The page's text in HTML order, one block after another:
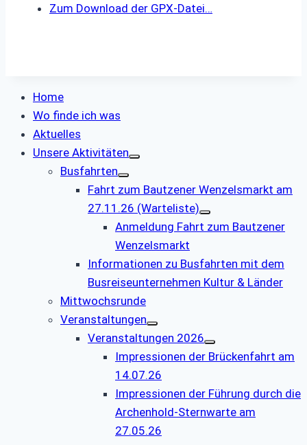
Zum Download der GPX-Datei…
Home
Wo finde ich was
Aktuelles
Unsere Aktivitäten
Busfahrten
Fahrt zum Bautzener Wenzelsmarkt am
27.11.26 (Warteliste)
Anmeldung Fahrt zum Bautzener
Wenzelsmarkt
Informationen zu Busfahrten mit dem
Busreiseunternehmen Kultur & Länder
Mittwochsrunde
Veranstaltungen
Veranstaltungen 2026
Impressionen der Brückenfahrt am
14.07.26
Impressionen der Führung durch die
Archenhold-Sternwarte am
27.05.26